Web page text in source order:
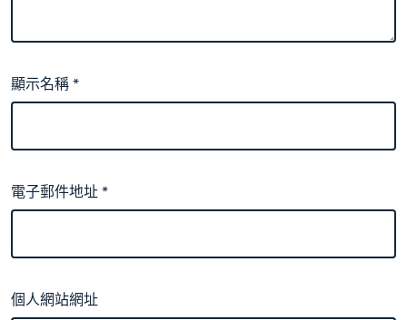
顯示名稱*
電子郵件地址*
個人網站網址